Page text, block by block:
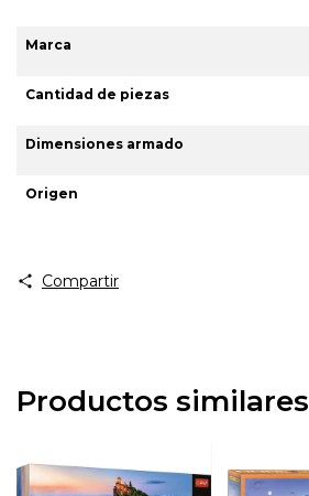
Marca
Cantidad de piezas
Dimensiones armado
Origen
Compartir
Productos similares